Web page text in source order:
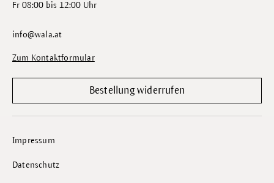
Fr 08:00 bis 12:00 Uhr
info@wala.at
Zum Kontaktformular
Bestellung widerrufen
Impressum
Datenschutz